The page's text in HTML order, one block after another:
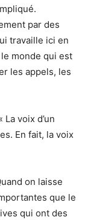
par des
travaille ici en
monde qui est
les appels, les
voix d’un
En fait, la voix
on laisse
que le
qui ont des